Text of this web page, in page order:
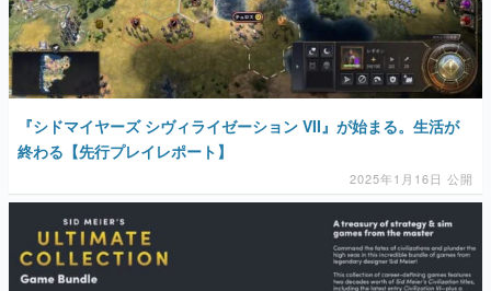
『シドマイヤーズ シヴィライゼーション VII』が始まる。生活が
終わる【先行プレイレポート】
2025年1月16日 公開